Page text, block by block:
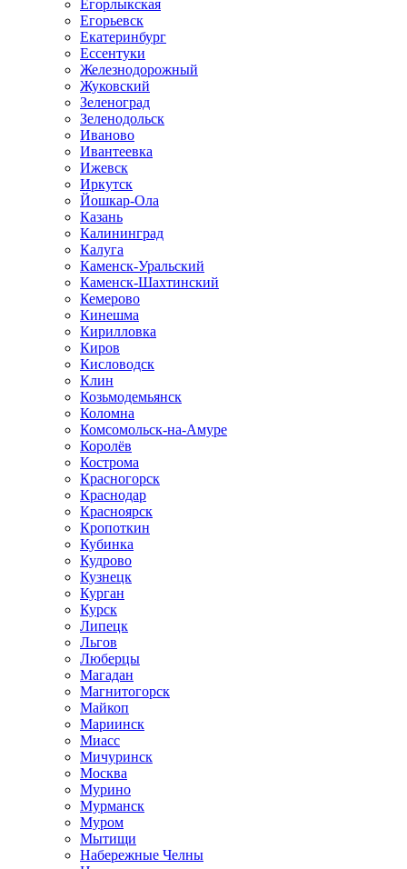
Егорлыкская
Егорьевск
Екатеринбург
Ессентуки
Железнодорожный
Жуковский
Зеленоград
Зеленодольск
Иваново
Ивантеевка
Ижевск
Иркутск
Йошкар-Ола
Казань
Калининград
Калуга
Каменск-Уральский
Каменск-Шахтинский
Кемерово
Кинешма
Кирилловка
Киров
Кисловодск
Клин
Козьмодемьянск
Коломна
Комсомольск-на-Амуре
Королёв
Кострома
Красногорск
Краснодар
Красноярск
Кропоткин
Кубинка
Кудрово
Кузнецк
Курган
Курск
Липецк
Льгов
Люберцы
Магадан
Магнитогорск
Майкоп
Мариинск
Миасс
Мичуринск
Москва
Мурино
Мурманск
Муром
Мытищи
Набережные Челны